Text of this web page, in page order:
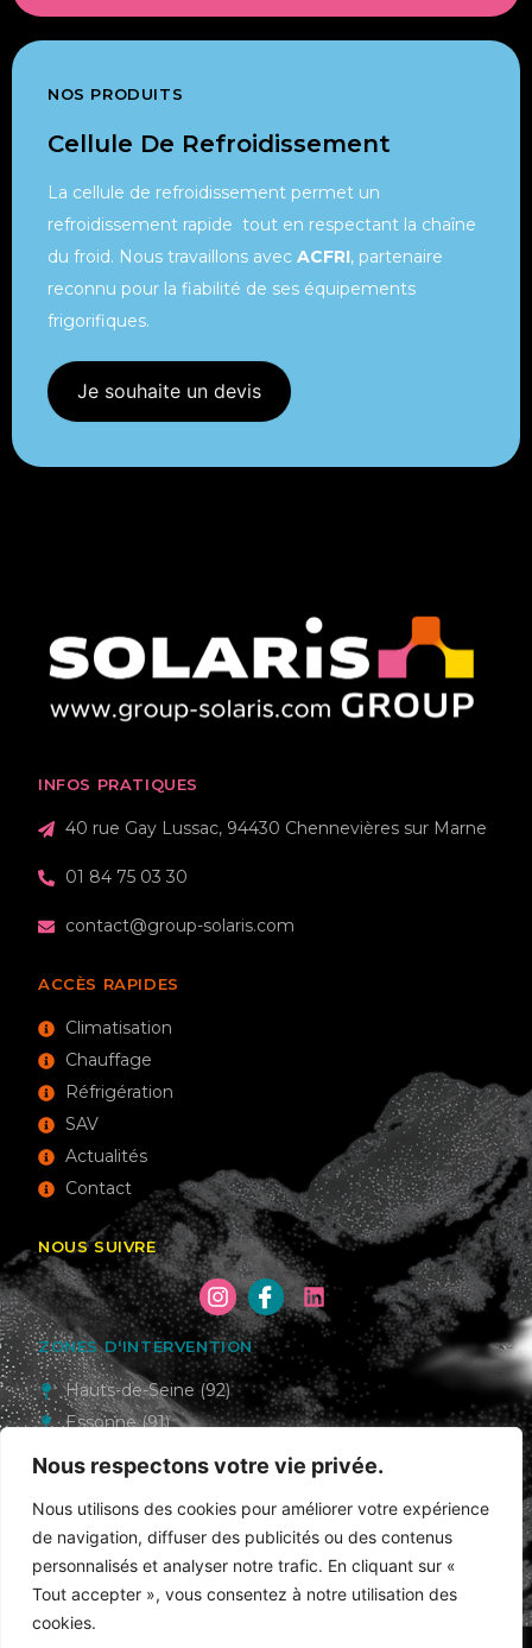
Nous respectons votre vie privée.
Nous utilisons des cookies pour améliorer votre expérience
de navigation, diffuser des publicités ou des contenus
personnalisés et analyser notre trafic. En cliquant sur «
Tout accepter », vous consentez à notre utilisation des
cookies.
NOS PRODUITS
Cellule De Refroidissement
La cellule de refroidissement permet un
refroidissement rapide tout en respectant la chaîne
du froid. Nous travaillons avec ACFRI, partenaire
reconnu pour la fiabilité de ses équipements
frigorifiques.
Je souhaite un devis
INFOS PRATIQUES
40 rue Gay Lussac, 94430 Chennevières sur Marne
01 84 75 03 30
contact@group-solaris.com
ACCÈS RAPIDES
Climatisation
Chauffage
Réfrigération
SAV
Actualités
Contact
NOUS SUIVRE
ZONES D'INTERVENTION
Hauts-de-Seine (92)
Essonne (91)
Val-de-Marne (94)
Paris (75)